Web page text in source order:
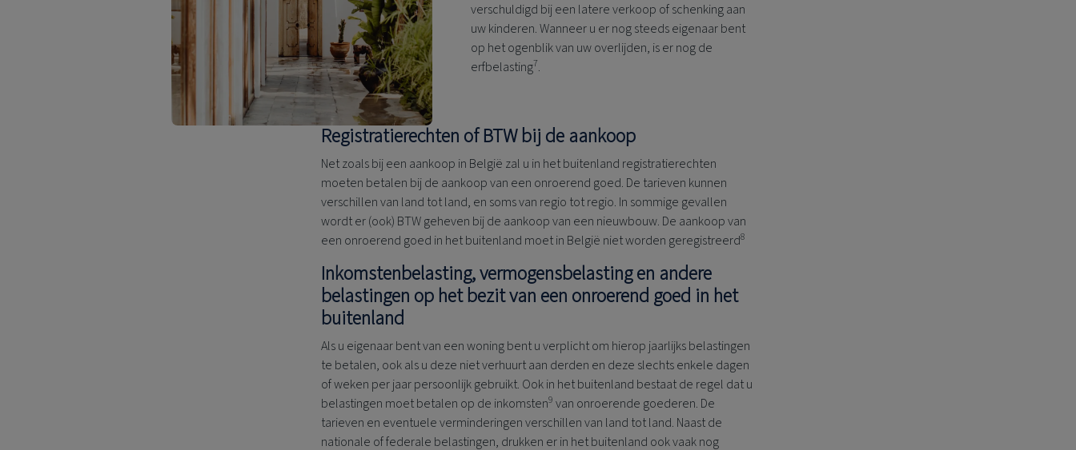
verschuldigd bij een latere verkoop of schenking aan
uw kinderen. Wanneer u er nog steeds eigenaar bent
op het ogenblik van uw overlijden, is er nog de
erfbelasting7.
Registratierechten of BTW bij de aankoop
Net zoals bij een aankoop in België zal u in het buitenland registratierechten
moeten betalen bij de aankoop van een onroerend goed. De tarieven kunnen
verschillen van land tot land, en soms van regio tot regio. In sommige gevallen
wordt er (ook) BTW geheven bij de aankoop van een nieuwbouw. De aankoop van
een onroerend goed in het buitenland moet in België niet worden geregistreerd8
Inkomstenbelasting, vermogensbelasting en andere
belastingen op het bezit van een onroerend goed in het
buitenland
Als u eigenaar bent van een woning bent u verplicht om hierop jaarlijks belastingen
te betalen, ook als u deze niet verhuurt aan derden en deze slechts enkele dagen
of weken per jaar persoonlijk gebruikt. Ook in het buitenland bestaat de regel dat u
belastingen moet betalen op de inkomsten9 van onroerende goederen. De
tarieven en eventuele verminderingen verschillen van land tot land. Naast de
nationale of federale belastingen, drukken er in het buitenland ook vaak nog